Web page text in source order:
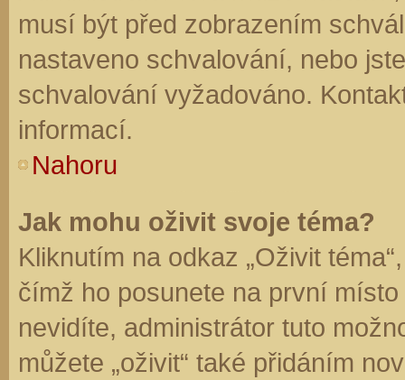
musí být před zobrazením
nastaveno schvalování, nebo
schvalování vyžadováno.
informací.
Nahoru
Jak mohu oživit svoje téma?
Kliknutím na odkaz „Oživit
čímž ho posunete na první
nevidíte, administrátor tuto
můžete „oživit“ také přidáním